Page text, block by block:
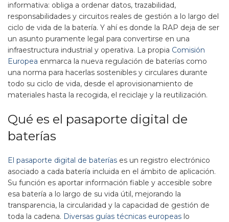
informativa: obliga a ordenar datos, trazabilidad,
responsabilidades y circuitos reales de gestión a lo largo del
ciclo de vida de la batería. Y ahí es donde la RAP deja de ser
un asunto puramente legal para convertirse en una
infraestructura industrial y operativa. La propia Comisión
Europea enmarca la nueva regulación de baterías como
una norma para hacerlas sostenibles y circulares durante
todo su ciclo de vida, desde el aprovisionamiento de
materiales hasta la recogida, el reciclaje y la reutilización.
Qué es el pasaporte digital de
baterías
El pasaporte digital de baterías es un registro electrónico
asociado a cada batería incluida en el ámbito de aplicación.
Su función es aportar información fiable y accesible sobre
esa batería a lo largo de su vida útil, mejorando la
transparencia, la circularidad y la capacidad de gestión de
toda la cadena. Diversas guías técnicas europeas lo